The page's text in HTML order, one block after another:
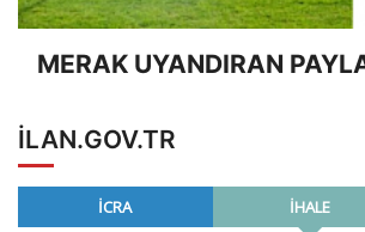
MERAK UYANDIRAN
ILAN.GOV.TR